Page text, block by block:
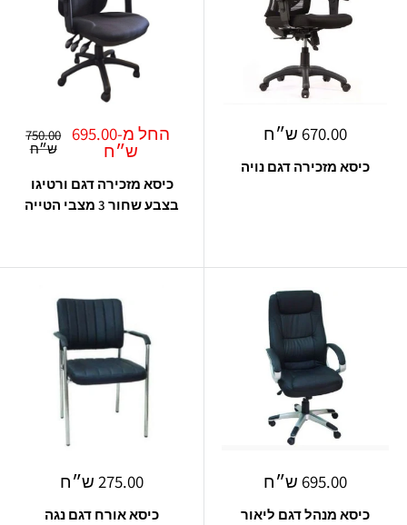
מחיר
670.00 ש״ח
כיסא מזכירה דגם נויה
מחיר
מבצע
החל מ-695.00
ש״ח
מחיר
רגיל
750.00
ש״ח
כיסא מזכירה דגם ורטיגו
בצבע שחור 3 מצבי הטייה
מחיר
695.00 ש״ח
כיסא מנהל דגם ליאור
מחיר
275.00 ש״ח
כיסא אורח דגם נגה